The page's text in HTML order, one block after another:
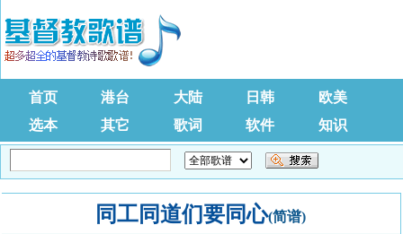
首页 港台 大陆 日韩
欧美
选本
其它 歌词 软件 知识
同工同道们要同心(简谱)